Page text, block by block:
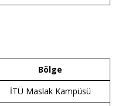
Bölge
İTÜ Maslak Kampüsü